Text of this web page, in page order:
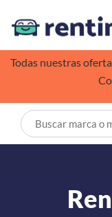
Todas nuestras